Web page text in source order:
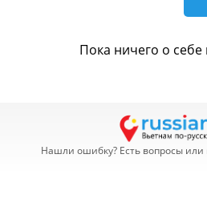
Пока ничего о себе
Нашли ошибку? Есть вопросы или